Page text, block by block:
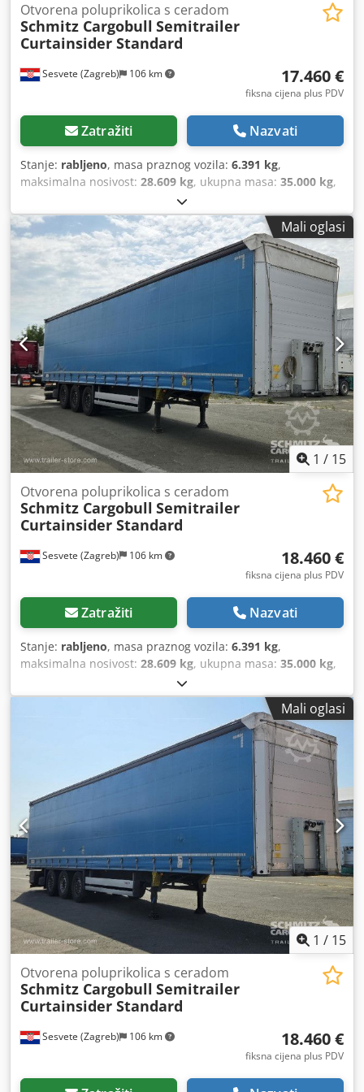
Sesvete (Zagreb) 106 km
Otvorena poluprikolica s ceradom
Schmitz Cargobull Semitrailer
Curtainsider Standard
17.460 €
fiksna cijena plus PDV
Zatražiti Nazvati
Stanje: rabljeno, masa praznog vozila: 6.391 kg,
maksimalna nosivost: 28.609 kg, ukupna masa: 35.000 kg,
3 osovine
duljina prostora za utovar:13.620 mm, širina utovarnog
prostora:2.480 mm, visina utovarnog prostora: 2.730 mm,
volumen tovarnog prostora:92 m³, ovjes:zrak, dimenzija
gume:385/65 R22,5, boja:plava, Godina proizvodnje: 2021
Oprema:
ABS,
Mali oglasi
1 / 15
Sesvete (Zagreb) 106 km
Otvorena poluprikolica s ceradom
Schmitz Cargobull Semitrailer
Curtainsider Standard
18.460 €
fiksna cijena plus PDV
Zatražiti Nazvati
Stanje: rabljeno, masa praznog vozila: 6.391 kg,
maksimalna nosivost: 28.609 kg, ukupna masa: 35.000 kg,
3 osovine
duljina prostora za utovar:13.620 mm, širina utovarnog
, visina utovarnog prostora: 2.730 mm,
92 m³, ovjes:zrak, dimenzija
, boja:plava, Godina proizvodnje:2022
Mali oglasi
1 / 15
Sesvete (Zagreb) 106 km
Otvorena poluprikolica s ceradom
Schmitz Cargobull Semitrailer
Curtainsider Standard
18.460 €
fiksna cijena plus PDV